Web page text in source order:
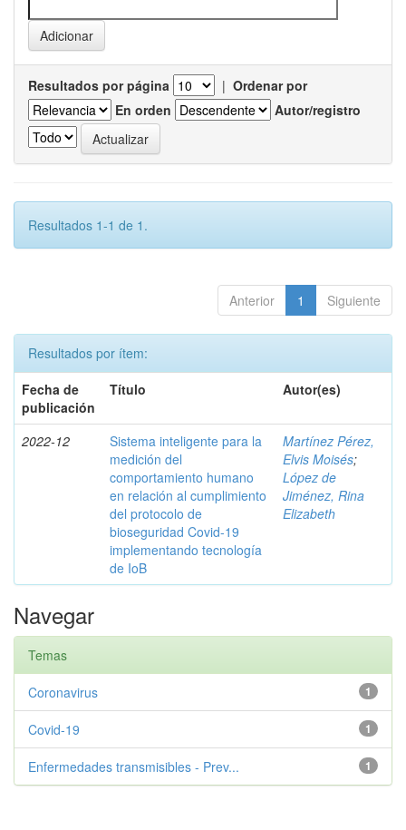
Resultados por página | Ordenar por
En orden
Autor/registro
Resultados 1-1 de 1.
Anterior 1 Siguiente
Resultados por ítem:
Fecha de
publicación
Título Autor(es)
2022-12
Sistema inteligente para la
medición del
comportamiento humano
en relación al cumplimiento
del protocolo de
bioseguridad Covid-19
implementando tecnología
de IoB
Martínez Pérez,
Elvis Moisés;
López de
Jiménez, Rina
Elizabeth
Navegar
Temas
1
Coronavirus
1
Covid-19
1
Enfermedades transmisibles - Prev...